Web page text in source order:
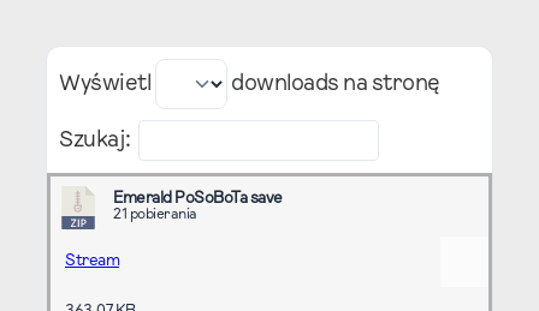
Wyświetl downloads na stronę
Szukaj:
Emerald PoSoBoTa save
21 pobierania
Stream